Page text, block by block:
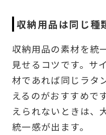
収納用品は同じ種
収納用品の素材を統
見せるコツです。サ
材であれば同じラタ
えるのがおすすめで
えられないときは、
統一感が出ます。